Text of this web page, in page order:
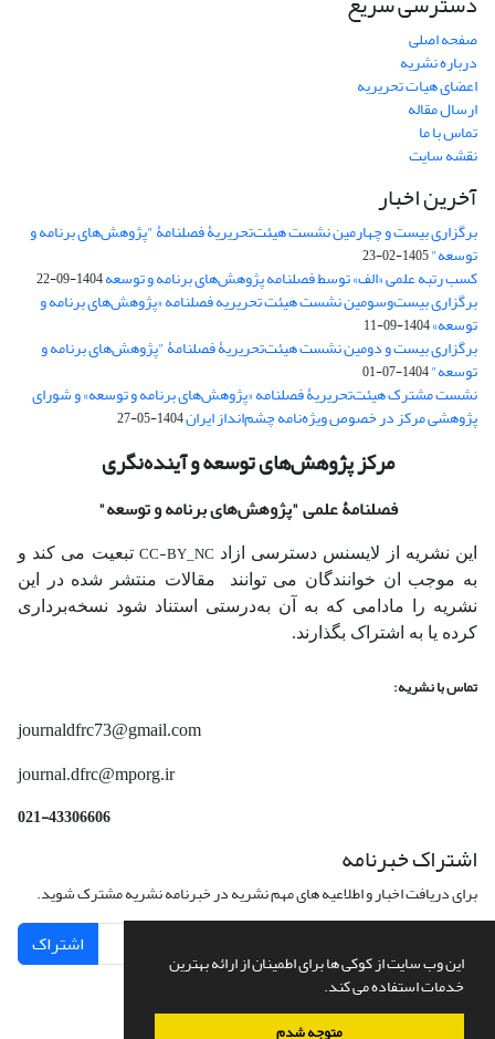
این وب سایت از کوکی ها برای اطمینان از ارائه بهترین
خدمات استفاده می کند.
متوجه شدم
صفحه اصلی
درباره نشریه
اعضای هیات تحریریه
ارسال مقاله
تماس با ما
نقشه سایت
آخرین اخبار
برگزاری بیست و چهارمین نشست هیئت‌تحریریۀ فصلنامۀ "پژوهش‌های برنامه و
توسعه"1405-02-23
کسب رتبه علمی «الف» توسط فصلنامه پژوهش‌های برنامه و توسعه1404-09-22
برگزاری بیست‌وسومین نشست هیئت‌ تحریریه فصلنامه «پژوهش‌های برنامه و
توسعه»1404-09-11
برگزاری بیست و دومین نشست هیئت‌تحریریۀ فصلنامۀ "پژوهش‌های برنامه و
توسعه"1404-07-01
نشست مشترک هیئت‌تحریریۀ فصلنامه «پژوهش‌های برنامه و توسعه» و شورای
پژوهشی مرکز در خصوص ویژه‌نامه چشم‌انداز ایران1404-05-27
مرکز پژوهش‌های توسعه و آینده‌نگری
فصلنامۀ علمی"پژوهش‌های برنامه و توسعه"
این نشریه از لایسنس دسترسی ازاد CC-BY_NC تبعیت می کند و
به موجب ان خوانندگان می توانند مقالات منتشر شده در این
نشریه را مادامی که به آن‌ به‌درستی استناد شود نسخه‌برداری
کرده یا به اشتراک بگذارند.
تماس با نشریه:
journaldfrc73@gmail.com
journal.dfrc@mporg.ir
021-43306606
اشتراک خبرنامه
برای دریافت اخبار و اطلاعیه های مهم نشریه در خبرنامه نشریه مشترک شوید.
اشتراک